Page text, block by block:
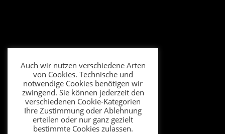
Auch wir nutzen verschiedene Arten
von Cookies. Technische und
notwendige Cookies benötigen wir
zwingend. Sie können jederzeit den
verschiedenen Cookie-Kategorien
Ihre Zustimmung oder Ablehnung
erteilen oder nur ganz gezielt
bestimmte Cookies zulassen.